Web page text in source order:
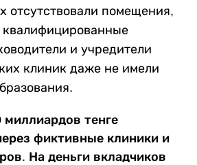
отсутствовали помещения,
квалифицированные
и учредители
клиник даже не имели
миллиардов тенге
фиктивные клиники и
На деньги вкладчиков